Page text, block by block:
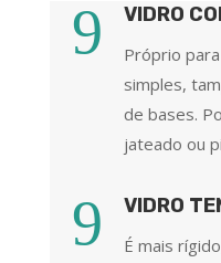
9 VIDRO
Próprio
simples,
de bases.
jateado ou
9 VIDRO
É mais